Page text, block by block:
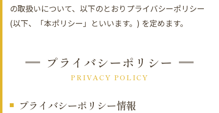
の取扱いについて、以下のとおりプライバシーポリシー
(以下、「本ポリシー」といいます。) を定めます。
プライバシーポリシー
PRIVACY POLICY
プライバシーポリシー情報